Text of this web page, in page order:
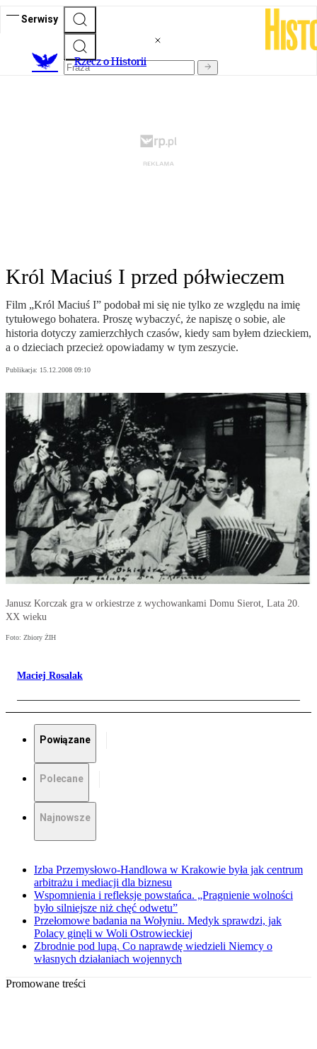
Serwisy
Rzecz o Historii
Król Maciuś I przed półwieczem
Film „Król Maciuś I” podobał mi się nie tylko ze względu na imię
tytułowego bohatera. Proszę wybaczyć, że napiszę o sobie, ale
historia dotyczy zamierzchłych czasów, kiedy sam byłem dzieckiem,
a o dzieciach przecież opowiadamy w tym zeszycie.
Publikacja: 15.12.2008 09:10
Janusz Korczak gra w orkiestrze z wychowankami Domu Sierot, Lata 20.
XX wieku
Foto: Zbiory ŻIH
Maciej Rosalak
Powiązane
Polecane
Najnowsze
Izba Przemysłowo-Handlowa w Krakowie była jak centrum
arbitrażu i mediacji dla biznesu
Wspomnienia i refleksje powstańca. „Pragnienie wolności
było silniejsze niż chęć odwetu”
Przełomowe badania na Wołyniu. Medyk sprawdzi, jak
Polacy ginęli w Woli Ostrowieckiej
Zbrodnie pod lupą. Co naprawdę wiedzieli Niemcy o
własnych działaniach wojennych
Promowane treści